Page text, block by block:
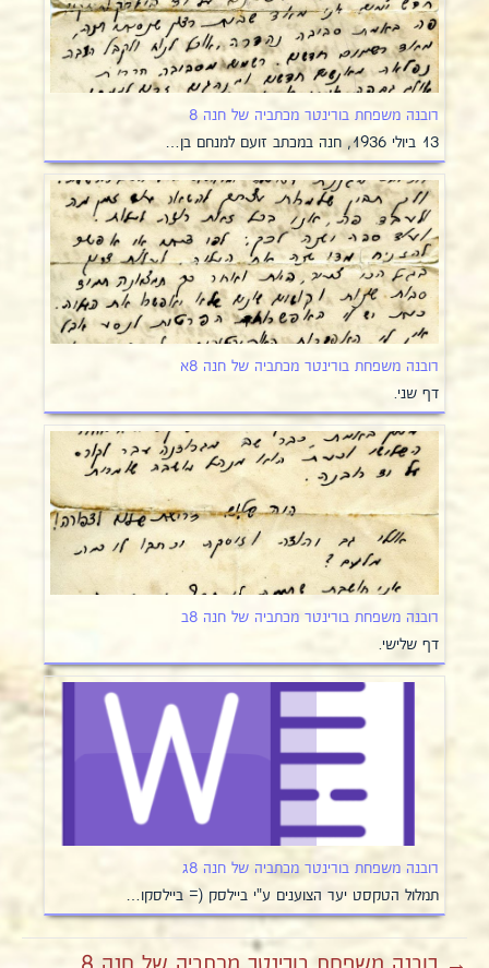
רובנה משפחת בורינטר מכתביה של חנה 8
13 ביולי 1936, חנה במכתב זועם למנחם בן…
רובנה משפחת בורינטר מכתביה של חנה 8א
דף שני.
רובנה משפחת בורינטר מכתביה של חנה 8ב
דף שלישי.
רובנה משפחת בורינטר מכתביה של חנה 8ג
תמלול הטקסט יער הצוענים ע"י ביילסק (= ביילסקו…